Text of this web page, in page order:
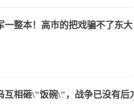
一整本！高市的把戏骗不了东大
互相砸\"饭碗\"，战争已没有后方